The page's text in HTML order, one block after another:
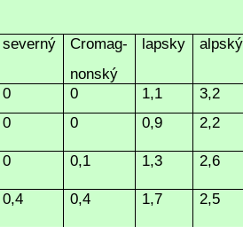
severný
Cromag-
nonský
lapsky alpský
0 0 1,1
3,2
0 0 0,9 2,2
0 0,1 1,3 2,6
0,4 0,4 1,7 2,5